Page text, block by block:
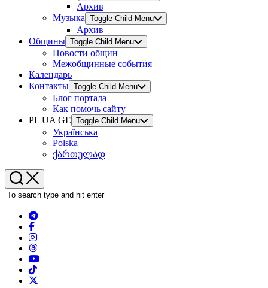
Архив
Музыка Toggle Child Menu
Архив
Общины Toggle Child Menu
Новости общин
Межобщинные события
Календарь
Контакты Toggle Child Menu
Блог портала
Как помочь сайту
PL UA GE Toggle Child Menu
Українська
Polska
ქართულად